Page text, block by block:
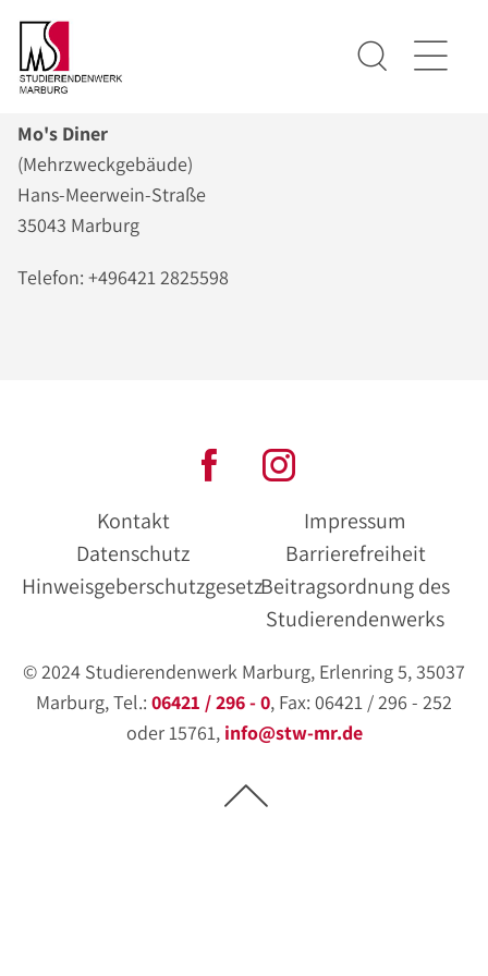
Mo's Diner
(Mehrzweckgebäude)
Hans-Meerwein-Straße
35043 Marburg
Telefon: +496421 2825598
Kontakt
Impressum
Datenschutz
Barrierefreiheit
HinweisgeberschutzgesetzBeitragsordnung des
Studierendenwerks
© 2024 Studierendenwerk Marburg, Erlenring 5, 35037
Marburg, Tel.: 06421 / 296 - 0, Fax: 06421 / 296 - 252
oder 15761, info@stw-mr.de